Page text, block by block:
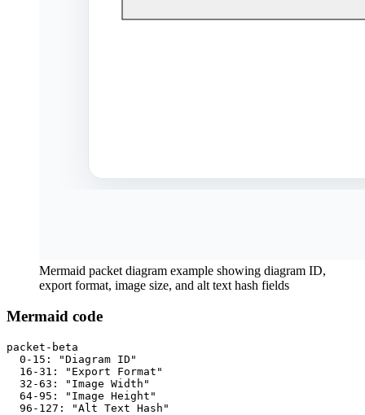
Mermaid packet diagram example showing diagram ID,
export format, image size, and alt text hash fields
Mermaid code
packet-beta
  0-15: "Diagram ID"
  16-31: "Export Format"
  32-63: "Image Width"
  64-95: "Image Height"
  96-127: "Alt Text Hash"